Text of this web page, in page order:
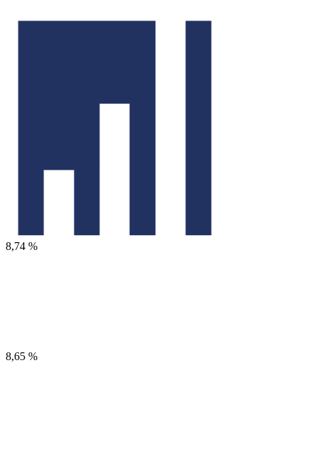
8,74 %
8,65 %